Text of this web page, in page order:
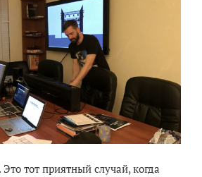
тот приятный случай, когда